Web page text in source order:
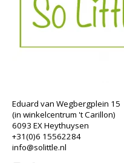
Eduard van Wegbergplein 15
(in winkelcentrum 't Carillon)
6093 EX Heythuysen
+31(0)6 15562284
info@solittle.nl